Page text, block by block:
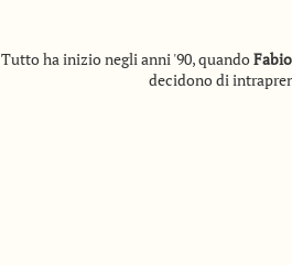
Tutto ha inizio negli anni '90, quando
decidono di